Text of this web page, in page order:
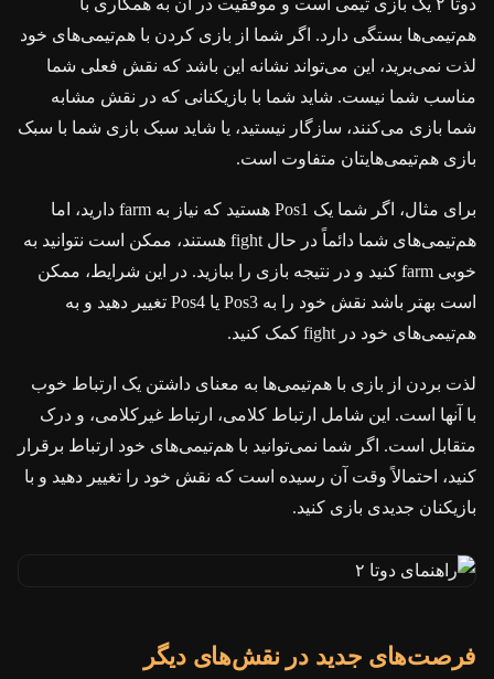
هم‌تیمی‌ها بستگی دارد. اگر شما از بازی کردن با هم‌تیمی‌های خود
لذت نمی‌برید، این می‌تواند نشانه این باشد که نقش فعلی شما
مناسب شما نیست. شاید شما با بازیکنانی که در نقش مشابه
شما بازی می‌کنند، سازگار نیستید، یا شاید سبک بازی شما با سبک
بازی هم‌تیمی‌هایتان متفاوت است.
برای مثال، اگر شما یک Pos1 هستید که نیاز به farm دارید، اما
هم‌تیمی‌های شما دائماً در حال fight هستند، ممکن است نتوانید به
خوبی farm کنید و در نتیجه بازی را ببازید. در این شرایط، ممکن
است بهتر باشد نقش خود را به Pos3 یا Pos4 تغییر دهید و به
هم‌تیمی‌های خود در fight کمک کنید.
لذت بردن از بازی با هم‌تیمی‌ها به معنای داشتن یک ارتباط خوب
با آنها است. این شامل ارتباط کلامی، ارتباط غیرکلامی، و درک
متقابل است. اگر شما نمی‌توانید با هم‌تیمی‌های خود ارتباط برقرار
کنید، احتمالاً وقت آن رسیده است که نقش خود را تغییر دهید و با
بازیکنان جدیدی بازی کنید.
فرصت‌های جدید در نقش‌های دیگر